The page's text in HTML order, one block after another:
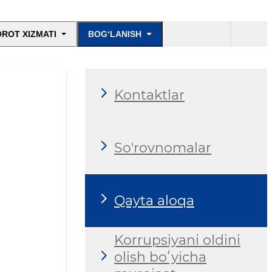
XIZMATI BOG‘LANISH
Kontaktlar
So'rovnomalar
Qayta aloqa
Korrupsiyani oldini
olish boʻyicha